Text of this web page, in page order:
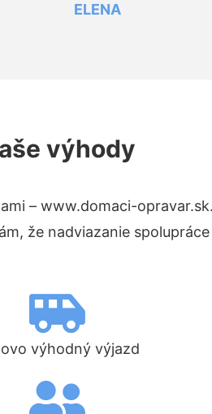
ELENA
výhody
– www.domaci-
že nadviazanie
výhodný výjazd